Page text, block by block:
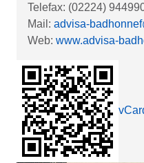
Telefax: (02224)
Mail: advisa-
Web: www.advisa-